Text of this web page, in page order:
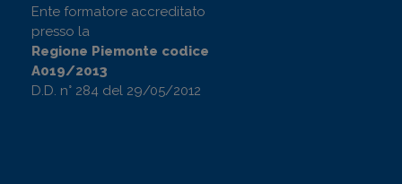
Ente formatore accreditato
presso la
Regione Piemonte codice
A019/2013
D.D. n° 284 del 29/05/2012